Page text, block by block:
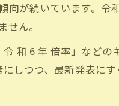
選ぶ魅力が明らかに
諭として働く魅力解説
木市勤務の安心ポイント
る保育教諭の安定性
が続いています。令
ん。
和 6 年 倍率」など
つつ、最新発表に